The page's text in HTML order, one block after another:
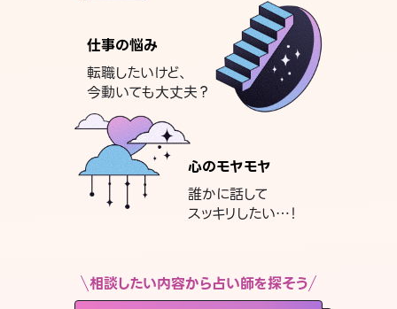
仕事の悩み
転職したいけど、
今動いても大丈夫？
心のモヤモヤ
誰かに話して
スッキリしたい…！
相談したい内容から占い師を探そう